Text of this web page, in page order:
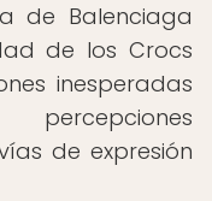
de Balenciaga
de los Crocs
inesperadas
de expresión